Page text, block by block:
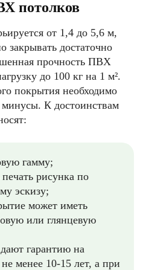
потолков
от 1,4 до 5,6 м,
закрывать достаточно
прочность ПВХ
до 100 кг на 1 м².
покрытия необходимо
К достоинствам
гамму;
рисунка по
эскизу;
может иметь
или глянцевую
гарантию на
менее 10-15 лет, а при